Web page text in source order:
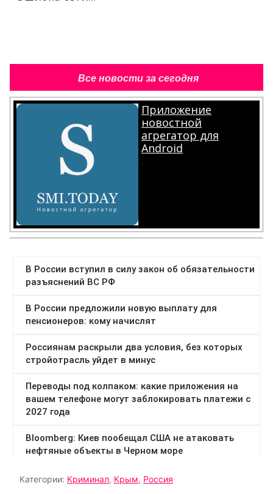
Все новости за сегодня
Приложение
новостной
агрегатор для
Android
.
Категории: Криминал, Крым, Россия